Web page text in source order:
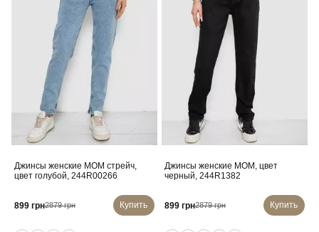
Джинсы женские MOM стрейч,
цвет голубой, 244R00266
899 грн2879 грн Купить
Джинсы женские MOM, цвет
черный, 244R1382
899 грн2879 грн Купить